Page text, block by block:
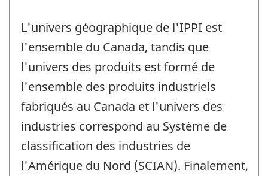
L'univers géographique de l'IPPI est
l'ensemble du Canada, tandis que
l'univers des produits est formé de
l'ensemble des produits industriels
fabriqués au Canada et l'univers des
industries correspond au Système de
classification des industries de
l'Amérique du Nord (SCIAN). Finalement,